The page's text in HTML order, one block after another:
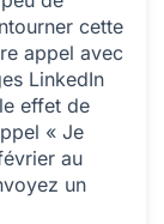
cette
appel avec
LinkedIn
effet de
« Je
au
un